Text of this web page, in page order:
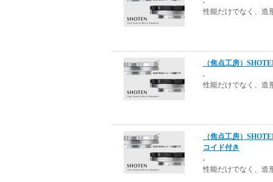
性能だけでなく、造
（焦点工房）
.
性能だけでなく、造
（焦点工房）
コイド付き
.
性能だけでなく、造